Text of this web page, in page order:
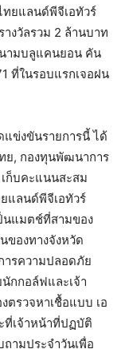
ยแลนด์พีจีเอทัวร์
างวัลรวม 2 ล้านบาท
ามบลูแคนยอน คัน
ที่ในรอบแรกเจอฝน
ข่งขันรายการนี้ ได้
ย, กองทุนพัฒนาการ
ก็บคะแนนสะสม
แลนด์พีจีเอทัวร์
นแมตช์ที่สามของ
ของทางจังหวัด
รความปลอดภัย
กกอล์ฟและเจ้า
รวจหาเชื้อแบบ เอ
ที่เจ้าหน้าที่ปฏบัติ
ามประจำวันเพื่อ